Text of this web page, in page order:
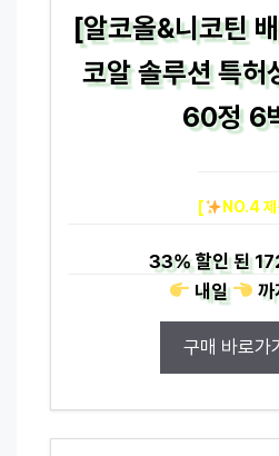
[알코올&니코틴
코알 솔루션 특
60정 6
[ NO.4
33%할인 된
내일
까
구매 바로가